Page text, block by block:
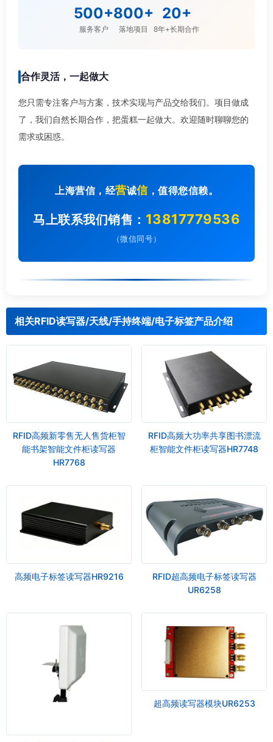
500+
服务客户
800+
落地项目
20+
8年+长期合作
合作灵活，一起做大
您只需专注客户与方案，技术实现与产品交给我们。项目做成
了，我们自然长期合作，把蛋糕一起做大。欢迎随时聊聊您的
需求或困惑。
上海营信，经营诚信，值得您信赖。
马上联系我们销售： 13817779536
（微信同号）
相关RFID读写器/天线/手持终端/电子标签产品介绍
RFID高频新零售无人售货柜智
能书架智能文件柜读写器
HR7768
RFID高频大功率共享图书漂流
柜智能文件柜读写器HR7748
高频电子标签读写器HR9216
RFID超高频电子标签读写器
UR6258
超高频读写器模块UR6253